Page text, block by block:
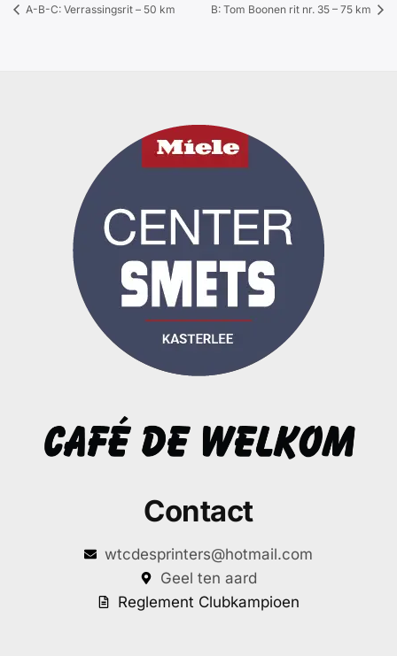
A-B-C: Verrassingsrit – 50 km B: Tom Boonen rit nr. 35 – 75 km
Contact
wtcdesprinters@hotmail.com
Geel ten aard
Reglement Clubkampioen